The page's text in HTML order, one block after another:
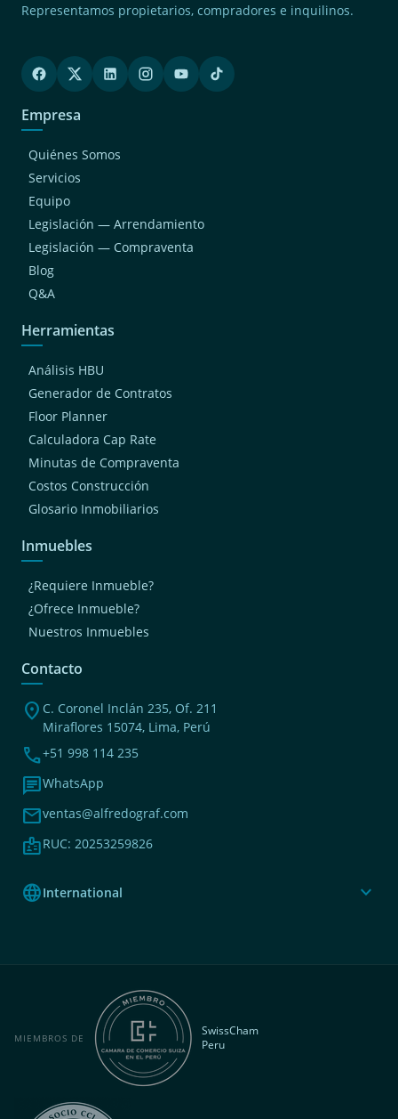
Representamos propietarios, compradores e inquilinos.
Empresa
Quiénes Somos
Servicios
Equipo
Legislación — Arrendamiento
Legislación — Compraventa
Blog
Q&A
Herramientas
Análisis HBU
Generador de Contratos
Floor Planner
Calculadora Cap Rate
Minutas de Compraventa
Costos Construcción
Glosario Inmobiliarios
Inmuebles
¿Requiere Inmueble?
¿Ofrece Inmueble?
Nuestros Inmuebles
Contacto
location_on C. Coronel Inclán 235, Of. 211
Miraflores 15074, Lima, Perú
phone+51 998 114 235
chatWhatsApp
mailventas@alfredograf.com
badgeRUC: 20253259826
languageInternational expand_more
MIEMBROS DE
SwissCham
Peru